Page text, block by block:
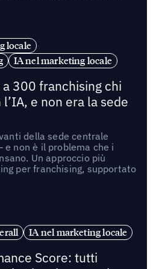
locale
IA nel marketing locale
300 franchising chi
e non era la sede
della sede centrale
e non è il problema che i
Un approccio più
per franchising, supportato
IA nel marketing locale
Score: tutti